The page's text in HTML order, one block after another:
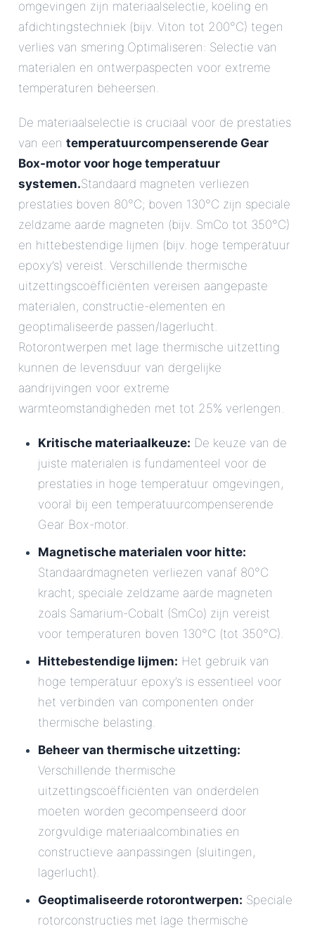
omgevingen zijn materiaalselectie, koeling en
afdichtingstechniek (bijv. Viton tot 200°C) tegen
verlies van smering.Optimaliseren: Selectie van
materialen en ontwerpaspecten voor extreme
temperaturen beheersen.
De materiaalselectie is cruciaal voor de prestaties
van een temperatuurcompenserende Gear
Box-motor voor hoge temperatuur
systemen.Standaard magneten verliezen
prestaties boven 80°C; boven 130°C zijn speciale
zeldzame aarde magneten (bijv. SmCo tot 350°C)
en hittebestendige lijmen (bijv. hoge temperatuur
epoxy’s) vereist. Verschillende thermische
uitzettingscoëfficiënten vereisen aangepaste
materialen, constructie-elementen en
geoptimaliseerde passen/lagerlucht.
Rotorontwerpen met lage thermische uitzetting
kunnen de levensduur van dergelijke
aandrijvingen voor extreme
warmteomstandigheden met tot 25% verlengen.
Kritische materiaalkeuze: De keuze van de
juiste materialen is fundamenteel voor de
prestaties in hoge temperatuur omgevingen,
vooral bij een temperatuurcompenserende
Gear Box-motor.
Magnetische materialen voor hitte:
Standaardmagneten verliezen vanaf 80°C
kracht; speciale zeldzame aarde magneten
zoals Samarium-Cobalt (SmCo) zijn vereist
voor temperaturen boven 130°C (tot 350°C).
Hittebestendige lijmen: Het gebruik van
hoge temperatuur epoxy’s is essentieel voor
het verbinden van componenten onder
thermische belasting.
Beheer van thermische uitzetting:
Verschillende thermische
uitzettingscoëfficiënten van onderdelen
moeten worden gecompenseerd door
zorgvuldige materiaalcombinaties en
constructieve aanpassingen (sluitingen,
lagerlucht).
Geoptimaliseerde rotorontwerpen: Speciale
rotorconstructies met lage thermische